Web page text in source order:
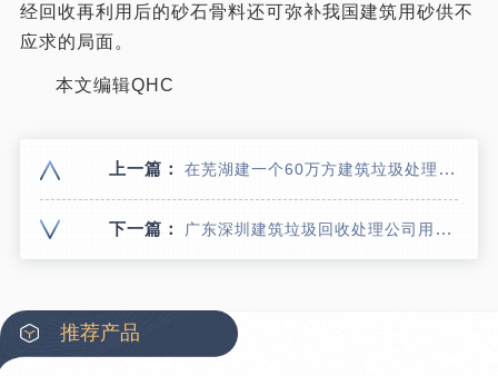
经回收再利用后的砂石骨料还可弥补我国建筑用砂供不
应求的局面。
本文编辑QHC
上一篇： 在芜湖建一个60万方建筑垃圾处理厂需要投资多少钱 建筑垃圾资源化处理设备价格
下一篇： 广东深圳建筑垃圾回收处理公司用建筑垃圾破碎除尘设备利润翻两倍
推荐产品